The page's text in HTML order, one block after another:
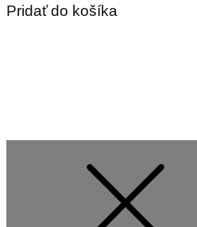
Pridať do košíka